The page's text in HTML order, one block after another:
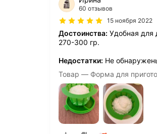
60 отзывов
15 ноября 2022
Достоинства: Удобная для
270-300 гр.
Недостатки: Не
Товар — Форма для